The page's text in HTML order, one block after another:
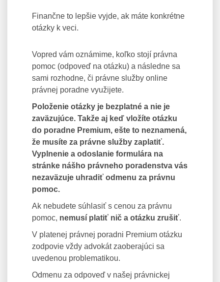
Finančne to lepšie vyjde, ak máte konkrétne
otázky k veci.
Vopred vám oznámime, koľko stojí právna
pomoc (odpoveď na otázku) a následne sa
sami rozhodne, či právne služby online
právnej poradne využijete.
Položenie otázky je bezplatné a nie je
zaväzujúce. Takže aj keď vložíte otázku
do poradne Premium, ešte to neznamená,
že musíte za právne služby zaplatiť.
Vyplnenie a odoslanie formulára na
stránke nášho právneho poradenstva vás
nezaväzuje uhradiť odmenu za právnu
pomoc.
Ak nebudete súhlasiť s cenou za právnu
pomoc, nemusí platiť nič a otázku zrušiť.
V platenej právnej poradni Premium otázku
zodpovie vždy advokát zaoberajúci sa
uvedenou problematikou.
Odmenu za odpoveď v našej právnickej